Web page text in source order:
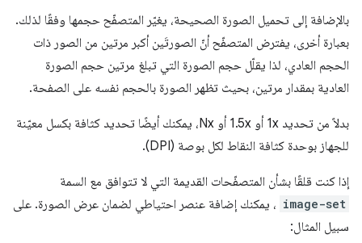
بالإضافة إلى تحميل الصورة الصحيحة، يغيّر المتصفّح حجمها وفقًا لذلك.
بعبارة أخرى، يفترض المتصفّح أنّ الصورتَين أكبر مرتين من الصور ذات
الحجم العادي، لذا يقلّل حجم الصورة التي تبلغ مرتين حجم الصورة
العادية بمقدار مرتين، بحيث تظهر الصورة بالحجم نفسه على الصفحة.
بدلاً من تحديد 1x أو 1.5x أو Nx، يمكنك أيضًا تحديد كثافة بكسل معيّنة
للجهاز بوحدة كثافة النقاط لكل بوصة (DPI).
إذا كنت قلقًا بشأن المتصفّحات القديمة التي لا تتوافق مع السمة
image-set ، يمكنك إضافة عنصر احتياطي لضمان عرض الصورة. على
سبيل المثال: